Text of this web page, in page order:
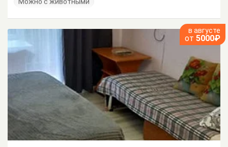
в августе
от 5000₽